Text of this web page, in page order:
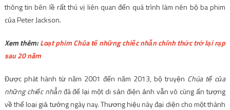
thông tin bên lề rất thú vị liên quan đến quá trình làm nên bộ ba phim
của Peter Jackson.
Xem thêm:Loạt phim Chúa tể những chiếc nhẫn chính thức trở lại rạp
sau 20 năm
Được phát hành từ năm 2001 đến năm 2013, bộ truyện Chúa tể của
những chiếc nhẫnđã để lại một di sản điện ảnh vẫn vô cùng ấn tượng
về thể loại giả tưởng ngày nay. Thương hiệu này đại diện cho một thành